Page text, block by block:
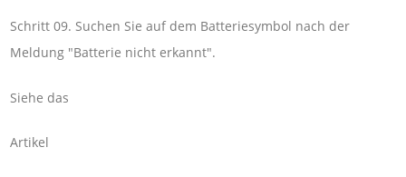
Schritt 09. Suchen Sie auf dem Batteriesymbol nach der
Meldung "Batterie nicht erkannt".
Siehe das
Artikel